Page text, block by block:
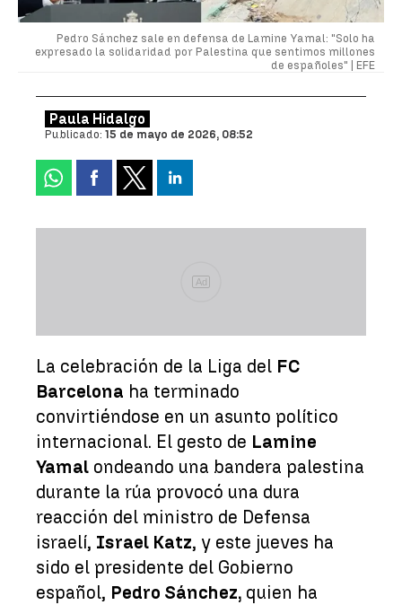
Pedro Sánchez sale en defensa de Lamine Yamal: "Solo ha
expresado la solidaridad por Palestina que sentimos millones
de españoles" | EFE
Paula Hidalgo
Publicado: 15 de mayo de 2026, 08:52
Ad
La celebración de la Liga del FC
Barcelona ha terminado
convirtiéndose en un asunto político
internacional. El gesto de Lamine
Yamal ondeando una bandera palestina
durante la rúa provocó una dura
reacción del ministro de Defensa
israelí, Israel Katz, y este jueves ha
sido el presidente del Gobierno
español, Pedro Sánchez, quien ha